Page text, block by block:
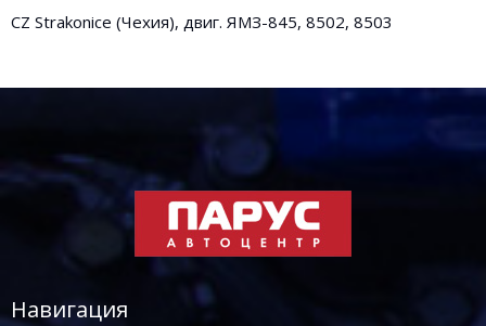
CZ Strakonice (Чехия), двиг. ЯМЗ-845, 8502, 8503
Навигация